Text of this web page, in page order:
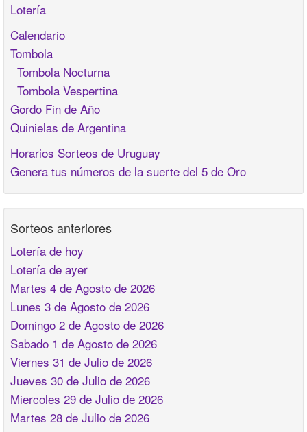
Lotería
Calendario
Tombola
Tombola Nocturna
Tombola Vespertina
Gordo Fin de Año
Quinielas de Argentina
Horarios Sorteos de Uruguay
Genera tus números de la suerte del 5 de Oro
Sorteos anteriores
Lotería de hoy
Lotería de ayer
Martes 4 de Agosto de 2026
Lunes 3 de Agosto de 2026
Domingo 2 de Agosto de 2026
Sabado 1 de Agosto de 2026
Viernes 31 de Julio de 2026
Jueves 30 de Julio de 2026
Miercoles 29 de Julio de 2026
Martes 28 de Julio de 2026